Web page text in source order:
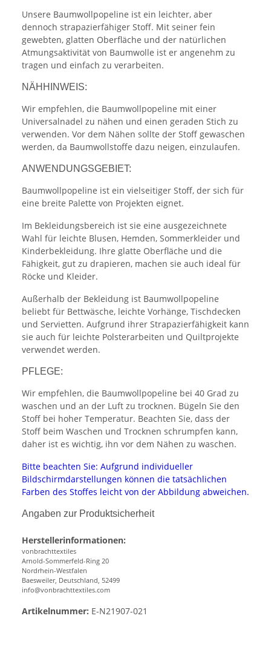
Unsere Baumwollpopeline ist ein leichter, aber
dennoch strapazierfähiger Stoff. Mit seiner fein
gewebten, glatten Oberfläche und der natürlichen
Atmungsaktivität von Baumwolle ist er angenehm zu
tragen und einfach zu verarbeiten.
NÄHHINWEIS:
Wir empfehlen, die Baumwollpopeline mit einer
Universalnadel zu nähen und einen geraden Stich zu
verwenden. Vor dem Nähen sollte der Stoff gewaschen
werden, da Baumwollstoffe dazu neigen, einzulaufen.
ANWENDUNGSGEBIET:
Baumwollpopeline ist ein vielseitiger Stoff, der sich für
eine breite Palette von Projekten eignet.
Im Bekleidungsbereich ist sie eine ausgezeichnete
Wahl für leichte Blusen, Hemden, Sommerkleider und
Kinderbekleidung. Ihre glatte Oberfläche und die
Fähigkeit, gut zu drapieren, machen sie auch ideal für
Röcke und Kleider.
Außerhalb der Bekleidung ist Baumwollpopeline
beliebt für Bettwäsche, leichte Vorhänge, Tischdecken
und Servietten. Aufgrund ihrer Strapazierfähigkeit kann
sie auch für leichte Polsterarbeiten und Quiltprojekte
verwendet werden.
PFLEGE:
Wir empfehlen, die Baumwollpopeline bei 40 Grad zu
waschen und an der Luft zu trocknen. Bügeln Sie den
Stoff bei hoher Temperatur. Beachten Sie, dass der
Stoff beim Waschen und Trocknen schrumpfen kann,
daher ist es wichtig, ihn vor dem Nähen zu waschen.
Bitte beachten Sie: Aufgrund individueller
Bildschirmdarstellungen können die tatsächlichen
Farben des Stoffes leicht von der Abbildung abweichen.
Angaben zur Produktsicherheit
Herstellerinformationen:
vonbrachttextiles
Arnold-Sommerfeld-Ring 20
Nordrhein-Westfalen
Baesweiler, Deutschland, 52499
info@vonbrachttextiles.com
Artikelnummer: E-N21907-021